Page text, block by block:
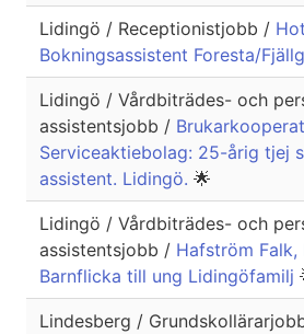
Lidingö / Receptionistjobb /
Bokningsassistent Foresta/
Lidingö / Vårdbiträdes- och
assistentsjobb /
Serviceaktiebolag: 25-årig tjej
assistent. Lidingö. 🌟
Lidingö / Vårdbiträdes- och
assistentsjobb / Hafström Falk,
Barnflicka till ung Lidingöfamilj
Lindesberg /